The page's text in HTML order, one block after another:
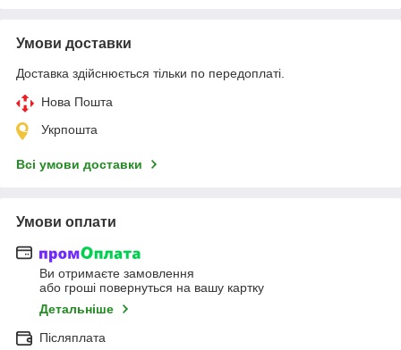
Умови доставки
Доставка здійснюється тільки по передоплаті.
Нова Пошта
Укрпошта
Всі умови доставки
Умови оплати
Ви отримаєте замовлення
або гроші повернуться на вашу картку
Детальніше
Післяплата